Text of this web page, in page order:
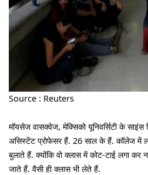
Source : Reuters
मॉयसेज वासक्वेज, मेक्सिको यूनिवर्सिटी के साइंस
असिस्टेंट प्रोफेसर हैं. 26 साल के हैं. कॉलेज में
बुलाते हैं. क्योंकि वो क्लास में कोट-टाई लगा कर
जाते हैं. वैसी ही क्लास भी लेते हैं.